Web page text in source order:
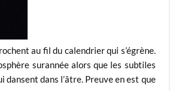
au fil du calendrier qui s’égrène.
surannée alors que les subtiles
dans l’âtre. Preuve en est que